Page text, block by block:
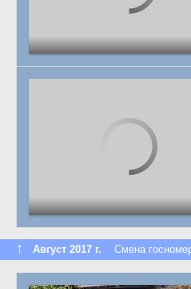
↑ Август 2017 г. Смена